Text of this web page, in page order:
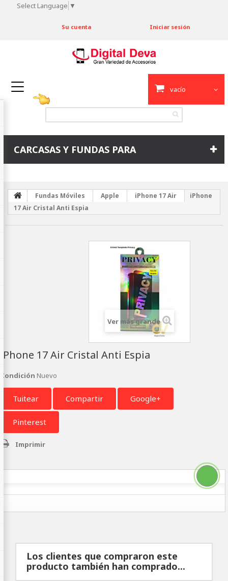
Select Language ▼
Iniciar sesión
Su cuenta
vacío
CARCASAS Y FUNDAS PARA
Fundas Móviles Apple iPhone 17 Air
iPhone
17 Air Cristal Anti Espia
Ver más grande
iPhone 17 Air Cristal Anti Espia
Condición Nuevo
Tuitear Compartir Google+
Pinterest
Imprimir
Los clientes que compraron este
producto también han comprado...